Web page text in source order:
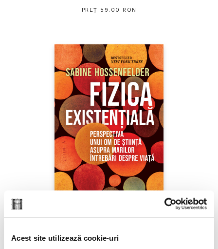
Acest site utilizează cookie-uri
PREȚ 59.00 RON
Sabine Hossenfelder,Fizica existenţială